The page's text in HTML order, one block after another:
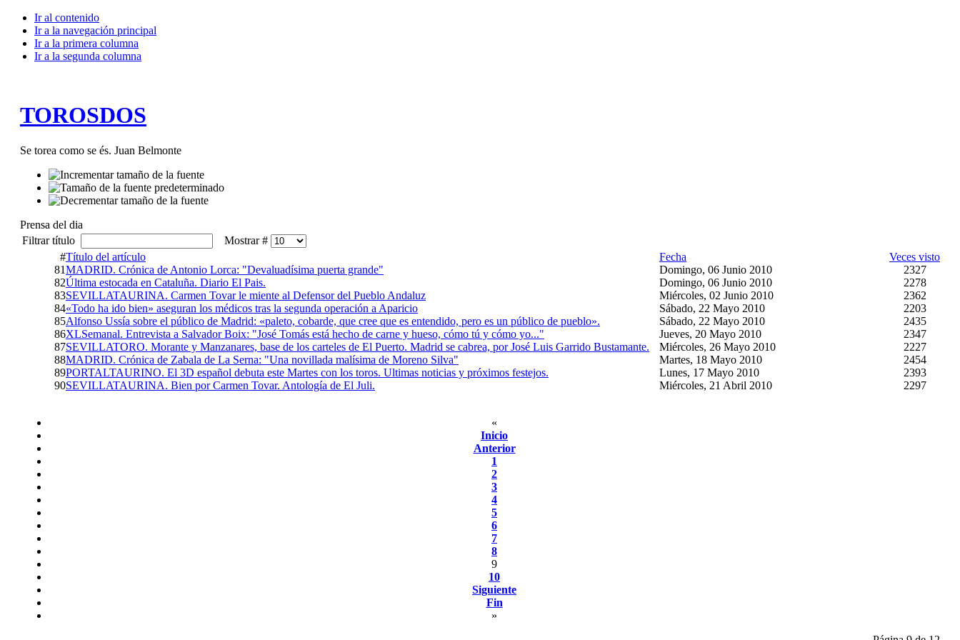
Ir al contenido
Ir a la navegación principal
Ir a la primera columna
Ir a la segunda columna
TOROSDOS
Se torea como se és. Juan Belmonte
Prensa del dia
Filtrar título
Mostrar #
#Título del artículo Fecha
Veces visto
81MADRID. Crónica de Antonio Lorca: "Devaluadísima puerta grande" Domingo, 06 Junio 2010
2327
82Última estocada en Cataluña. Diario El Pais. Domingo, 06 Junio 2010
2278
83SEVILLATAURINA. Carmen Tovar le miente al Defensor del Pueblo Andaluz Miércoles, 02 Junio 2010
2362
84«Todo ha ido bien» aseguran los médicos tras la segunda operación a Aparicio Sábado, 22 Mayo 2010
2203
85Alfonso Ussía sobre el público de Madrid: «paleto, cobarde, que cree que es entendido, pero es un público de pueblo». Sábado, 22 Mayo 2010
2435
86XLSemanal. Entrevista a Salvador Boix: "José Tomás está hecho de carne y hueso, cómo tú y cómo yo..." Jueves, 20 Mayo 2010
2347
87SEVILLATORO. Morante y Manzanares, base de los carteles de El Puerto. Madrid se cabrea, por José Luis Garrido Bustamante. Miércoles, 26 Mayo 2010
2227
88MADRID. Crónica de Zabala de La Serna: "Una novillada malísima de Moreno Silva" Martes, 18 Mayo 2010
2454
89PORTALTAURINO. El 3D español debuta este Martes con los toros. Ultimas noticias y próximos festejos. Lunes, 17 Mayo 2010
2393
90SEVILLATAURINA. Bien por Carmen Tovar. Antología de El Juli. Miércoles, 21 Abril 2010 2297
«
Inicio
Anterior
1
2
3
4
5
6
7
8
9
10
Siguiente
Fin
»